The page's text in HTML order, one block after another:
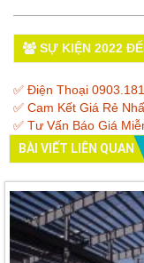
SỰ KIỆN 2022
✅ Điện Thoại
✅ Cam Kết Giá Rẻ
✅ Tư Vấn Báo Giá
BÀI VIẾT LIÊN QUAN